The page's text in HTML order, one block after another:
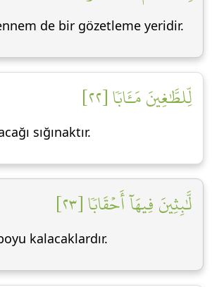
de bir gözetleme yeridir.
لِّلطَّٰغِينَ مَـَٔابٗا [٢٢]
sığınaktır.
لَّٰبِثِينَ فِيهَآ أَحۡقَابٗا [٢٣]
kalacaklardır.